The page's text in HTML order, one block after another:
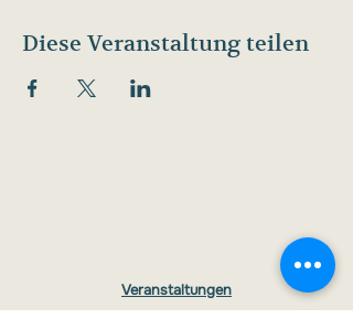
Diese Veranstaltung teilen
Veranstaltungen